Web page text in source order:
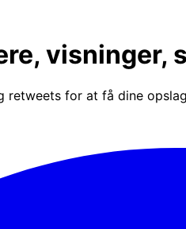
visninger,
for at få dine